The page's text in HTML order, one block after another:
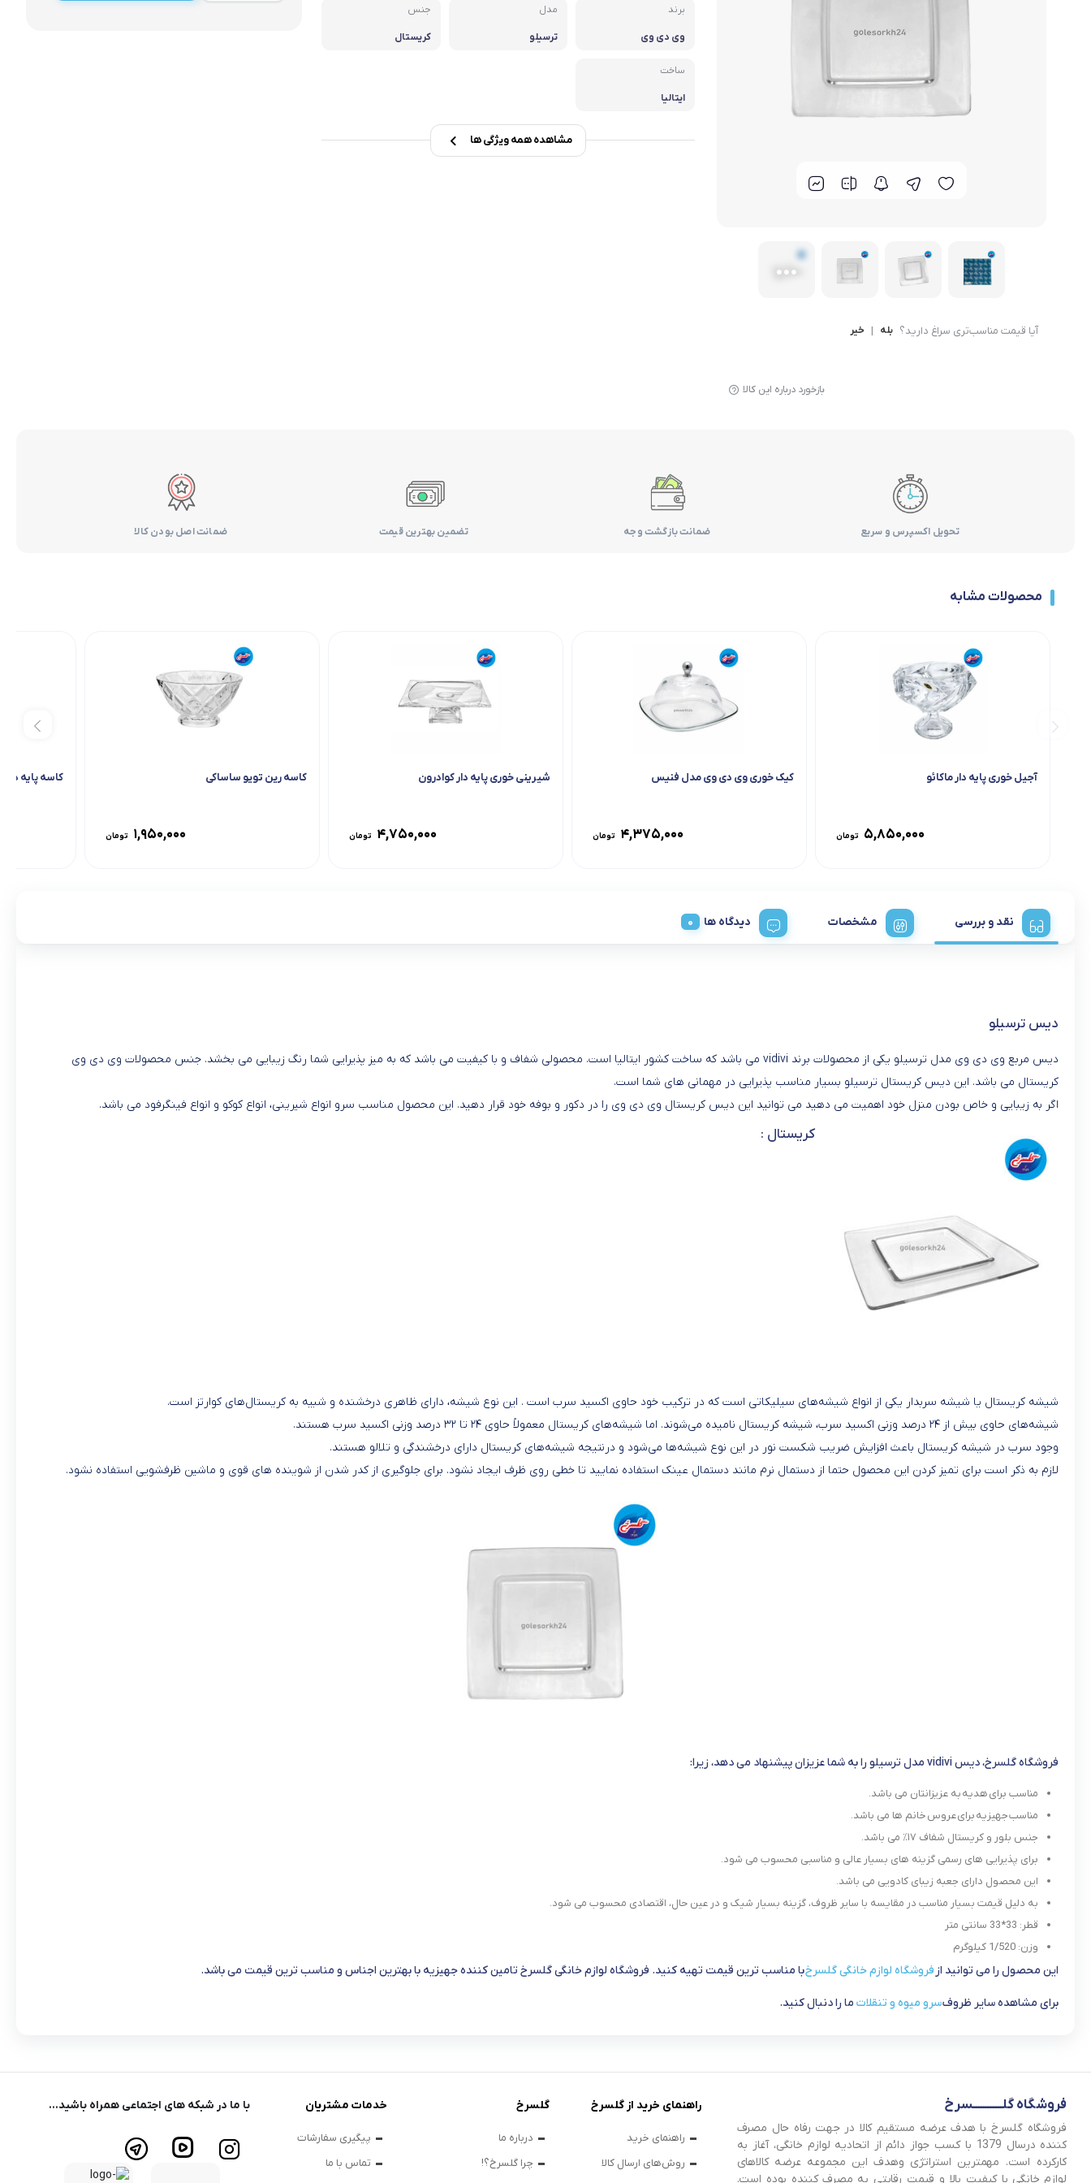
گوشتکوب برقی
سرویس قابلمه
آیا قیمت مناسب‌تری سراغ دارید؟ بله | خیر
بازخورد درباره این کالا
برند
وی دی وی
مدل
ترسیلو
جنس
کریستال
ساخت
ایتالیا
مشاهده همه ویژگی ها
تحویل اکسپرس و سریع ضمانت بازگشت وجه تضمین بهترین قیمت ضمانت اصل بودن کالا
محصولات مشابه
آجیل خوری پایه دار ماکائو
۵,۸۵۰,۰۰۰ تومان
کیک خوری وی دی وی مدل فنیس
۴,۳۷۵,۰۰۰ تومان
شیرینی خوری پایه دار کوادرون
۴,۷۵۰,۰۰۰ تومان
کاسه رین تویو ساساکی
۱,۹۵۰,۰۰۰ تومان
کاسه پایه دار
نقد و بررسی مشخصات دیدگاه ها
دیس ترسیلو
دیس مربع وی دی وی مدل ترسیلو یکی از محصولات برند vidivi می باشد که ساخت کشور ایتالیا است. محصولی شفاف و با کیفیت می باشد که به میز پذیرایی شما رنگ زیبایی می بخشد. جنس محصولات وی دی وی
کریستال می باشد. این دیس کریستال ترسیلو بسیار مناسب پذیرایی در مهمانی های شما است.
اگر به زیبایی و خاص بودن منزل خود اهمیت می دهید می توانید این دیس کریستال وی دی وی را در دکور و بوفه خود قرار دهید. این محصول مناسب سرو انواع شیرینی، انواع کوکو و انواع فینگرفود می باشد.
کریستال :
شیشه کریستال یا شیشه سربدار یکی از انواع شیشه‌های سیلیکاتی است که در ترکیب خود حاوی اکسید سرب است . این نوع شیشه، دارای ظاهری درخشنده و شبیه به کریستال‌های کوارتز است.
شیشه‌های حاوی بیش از ۲۴ درصد وزنی اکسید سرب، شیشه کریستال نامیده می‌شوند. اما شیشه‌های کریستال معمولاً حاوی ۲۴ تا ۳۲ درصد وزنی اکسید سرب هستند.
وجود سرب در شیشه کریستال باعث افزایش ضریب شکست نور در این نوع شیشه‌ها می‌شود و درنتیجه شیشه‌های کریستال دارای درخشندگی و تلالو هستند.
لازم به ذکر است برای تمیز کردن این محصول حتما از دستمال نرم مانند دستمال عینک استفاده نمایید تا خطی روی ظرف ایجاد نشود. برای جلوگیری از کدر شدن از شوینده های قوی و ماشین ظرفشویی استفاده نشود.
فروشگاه گلسرخ، دیس vidivi مدل ترسیلو را به شما عزیزان پیشنهاد می دهد، زیرا:
مناسب برای هدیه به عزیزانتان می باشد.
مناسب جهیزیه برای عروس خانم ها می باشد.
جنس بلور و کریستال شفاف ۱۷٪ می باشد.
برای پذیرایی های رسمی گزینه های بسیار عالی و مناسبی محسوب می شود.
این محصول دارای جعبه زیبای کادویی می باشد.
به دلیل قیمت بسیار مناسب در مقایسه با سایر ظروف، گزینه بسیار شیک و در عین حال، اقتصادی محسوب می شود.
قطر: 33*33 سانتی متر
وزن: 1/520 کیلوگرم
این محصول را می توانید از فروشگاه لوازم خانگی گلسرخبا مناسب ترین قیمت تهیه کنید. فروشگاه لوازم خانگی گلسرخ تامین کننده جهیزیه با بهترین اجناس و مناسب ترین قیمت می باشد.
برای مشاهده سایر ظروفسرو میوه و تنقلات ما را دنبال کنید.
فروشگاه گلــــــــــــسرخ
فروشگاه گلسرخ با هدف عرضه مستقیم کالا در جهت رفاه حال مصرف
کننده درسال 1379 با کسب جواز دائم از اتحادیه لوازم خانگی، آغاز به
کارکرده است. مهمترین استراتژی وهدف این مجموعه عرضه کالاهای
لوازم خانگی با کیفیت بالا و قیمت رقابتی به مصرف کننده بوده است.
راهنمای خرید از گلسرخ
راهنمای خرید
روش‌های ارسال کالا
گلسرخ
درباره ما
چرا گلسرخ؟!
خدمات مشتریان
پیگیری سفارشات
تماس با ما
با ما در شبکه های اجتماعی همراه باشید...